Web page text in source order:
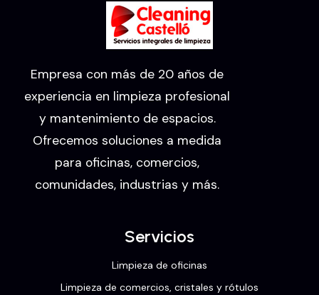
Empresa con más de 20 años de
experiencia en limpieza profesional
y mantenimiento de espacios.
Ofrecemos soluciones a medida
para oficinas, comercios,
comunidades, industrias y más.
Servicios
Limpieza de oficinas
Limpieza de comercios, cristales y rótulos